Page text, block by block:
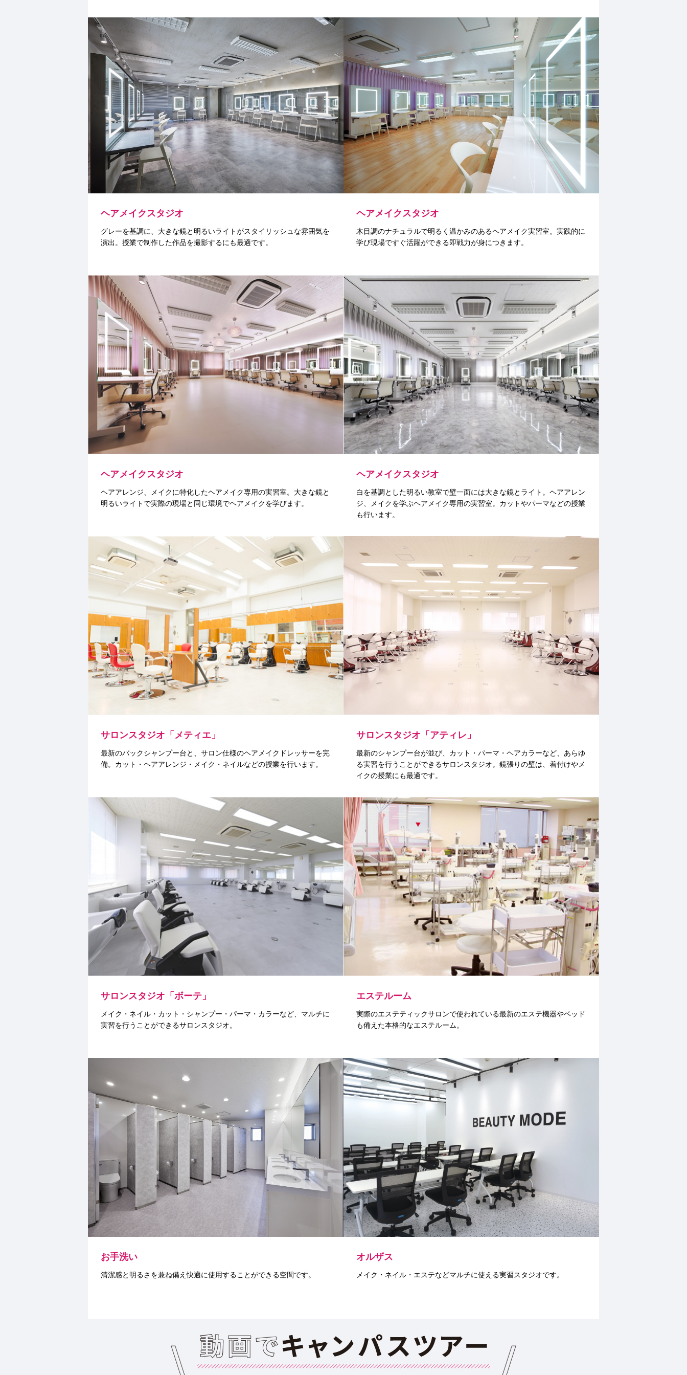
ヘアメイクスタジオ
グレーを基調に、大きな鏡と明るいライトがスタイリッシュな雰囲気を
演出。授業で制作した作品を撮影するにも最適です。
ヘアメイクスタジオ
木目調のナチュラルで明るく温かみのあるヘアメイク実習室。実践的に
学び現場ですぐ活躍ができる即戦力が身につきます。
ヘアメイクスタジオ
ヘアアレンジ、メイクに特化したヘアメイク専用の実習室。大きな鏡と
明るいライトで実際の現場と同じ環境でヘアメイクを学びます。
ヘアメイクスタジオ
白を基調とした明るい教室で壁一面には大きな鏡とライト。ヘアアレン
ジ、メイクを学ぶヘアメイク専用の実習室。カットやパーマなどの授業
も行います。
サロンスタジオ「メティエ」
最新のバックシャンプー台と、サロン仕様のヘアメイクドレッサーを完
備。カット・ヘアアレンジ・メイク・ネイルなどの授業を行います。
サロンスタジオ「アティレ」
最新のシャンプー台が並び、カット・パーマ・ヘアカラーなど、あらゆ
る実習を行うことができるサロンスタジオ。鏡張りの壁は、着付けやメ
イクの授業にも最適です。
サロンスタジオ「ボーテ」
メイク・ネイル・カット・シャンプー・パーマ・カラーなど、マルチに
実習を行うことができるサロンスタジオ。
エステルーム
実際のエステティックサロンで使われている最新のエステ機器やベッド
も備えた本格的なエステルーム。
お手洗い
清潔感と明るさを兼ね備え快適に使用することができる空間です。
オルザス
メイク・ネイル・エステなどマルチに使える実習スタジオです。